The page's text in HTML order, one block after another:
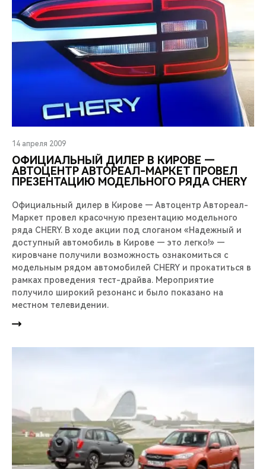
14 апреля 2009
ОФИЦИАЛЬНЫЙ ДИЛЕР В КИРОВЕ —
АВТОЦЕНТР АВТОРЕАЛ-МАРКЕТ ПРОВЕЛ
ПРЕЗЕНТАЦИЮ МОДЕЛЬНОГО РЯДА CHERY
Официальный дилер в Кирове — Автоцентр Автореал-
Маркет провел красочную презентацию модельного
ряда CHERY. В ходе акции под слоганом «Надежный и
доступный автомобиль в Кирове — это легко!» —
кировчане получили возможность ознакомиться с
модельным рядом автомобилей CHERY и прокатиться в
рамках проведения тест-драйва. Мероприятие
получило широкий резонанс и было показано на
местном телевидении.